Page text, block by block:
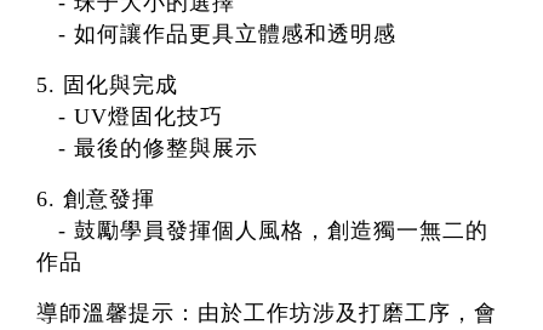
- 如何讓作品更具立體感和透明感
5. 固化與完成
- UV燈固化技巧
- 最後的修整與展示
6. 創意發揮
- 鼓勵學員發揮個人風格，創造獨一無二的
作品
導師溫馨提示：由於工作坊涉及打磨工序，會